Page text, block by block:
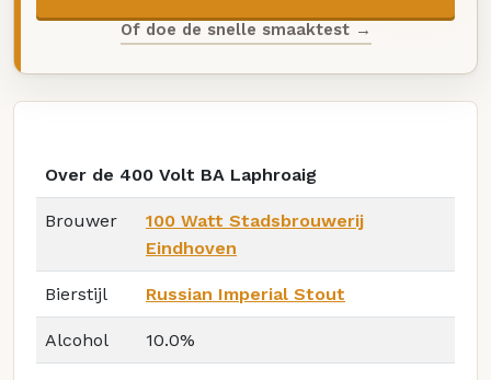
Of doe de snelle smaaktest →
Over de 400 Volt BA Laphroaig
Brouwer
100 Watt Stadsbrouwerij
Eindhoven
Bierstijl Russian Imperial Stout
Alcohol 10.0%